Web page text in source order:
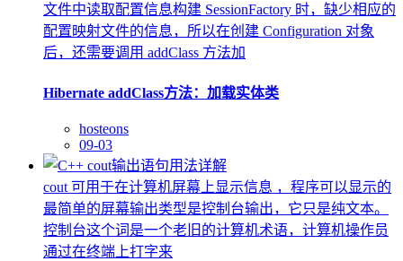
文件中读取配置信息构建 SessionFactory 时，缺少相应的
配置映射文件的信息，所以在创建 Configuration 对象
后，还需要调用 addClass 方法加
Hibernate addClass方法：加载实体类
hosteons
09-03
cout 可用于在计算机屏幕上显示信息 ，程序可以显示的
最简单的屏幕输出类型是控制台输出，它只是纯文本。
控制台这个词是一个老旧的计算机术语，计算机操作员
通过在终端上打字来